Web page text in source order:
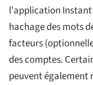
l'application Instant
hachage des mots
facteurs
des comptes.
peuvent également